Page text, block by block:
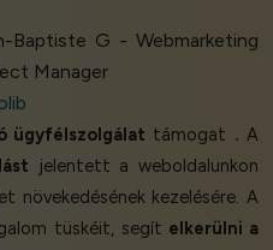
Baptiste G - Webmarketing
Manager
ügyfélszolgálat támogat . A
jelentett a weboldalunkon
növekedésének kezelésére. A
tüskéit, segít elkerülni a